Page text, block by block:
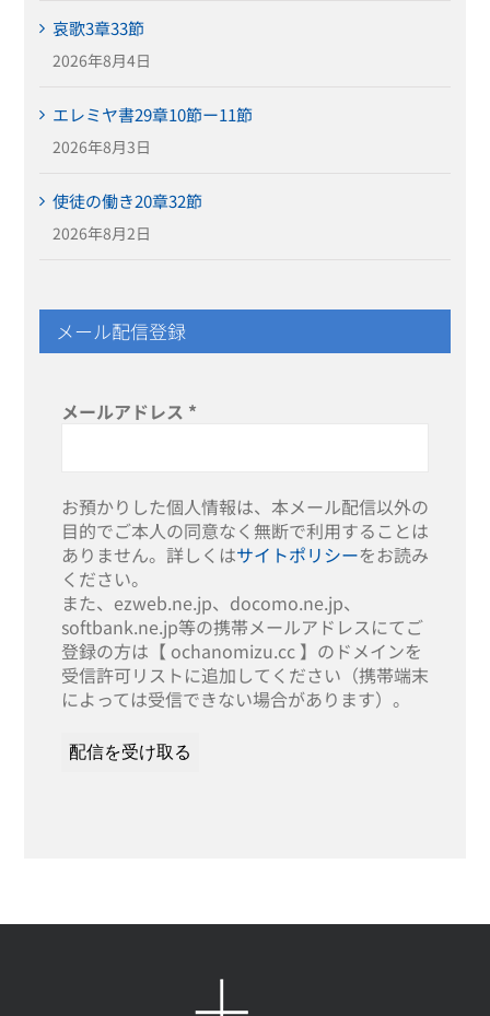
哀歌3章33節
2026年8月4日
エレミヤ書29章10節ー11節
2026年8月3日
使徒の働き20章32節
2026年8月2日
メール配信登録
メールアドレス *
お預かりした個人情報は、本メール配信以外の
目的でご本人の同意なく無断で利用することは
ありません。詳しくはサイトポリシーをお読み
ください。
また、ezweb.ne.jp、docomo.ne.jp、
softbank.ne.jp等の携帯メールアドレスにてご
登録の方は【 ochanomizu.cc 】のドメインを
受信許可リストに追加してください（携帯端末
によっては受信できない場合があります）。